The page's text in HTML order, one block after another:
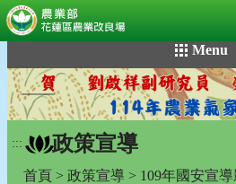
到
主
要
內
容
Menu
::: 政策宣導
首頁 > 政策宣導 > 109年國安宣